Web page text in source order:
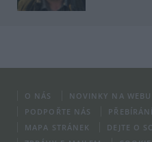
O NÁS NOVINKY NA WEBU
PODPOŘTE NÁS
MAPA STRÁNEK
DEJTE O